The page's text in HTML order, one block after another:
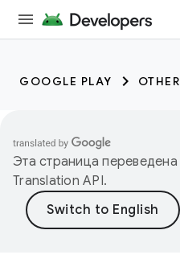
GOOGLE PLAY
Эта страница
Translation API.